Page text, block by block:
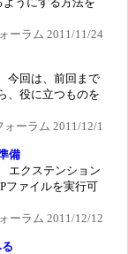
ーラム 2011/11/24
今回は、前回まで
、役に立つものを
ォーラム 2011/12/1
備
エクステンション
ファイルを実行可
ーラム 2011/12/12